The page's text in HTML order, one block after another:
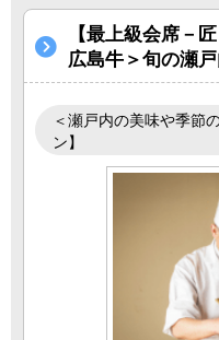
【最上級会席－
広島牛＞旬の瀬
＜瀬戸内の美味や季節
ン】